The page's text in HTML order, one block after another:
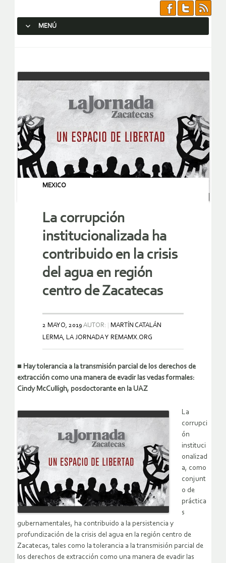
MENÚ
MEXICO
La corrupción
institucionalizada ha
contribuido en la crisis
del agua en región
centro de Zacatecas
2 MAYO, 2019 AUTOR:
MARTÍN CATALÁN
LERMA, LA JORNADA Y REMAMX.ORG
■ Hay tolerancia a la transmisión parcial de los derechos de
extracción como una manera de evadir las vedas formales:
Cindy McCulligh, posdoctorante en la UAZ
La
corrupci
ón
instituci
onalizad
a, como
conjunt
o de
práctica
s
gubernamentales, ha contribuido a la persistencia y
profundización de la crisis del agua en la región centro de
Zacatecas, tales como la tolerancia a la transmisión parcial de
los derechos de extracción como una manera de evadir las